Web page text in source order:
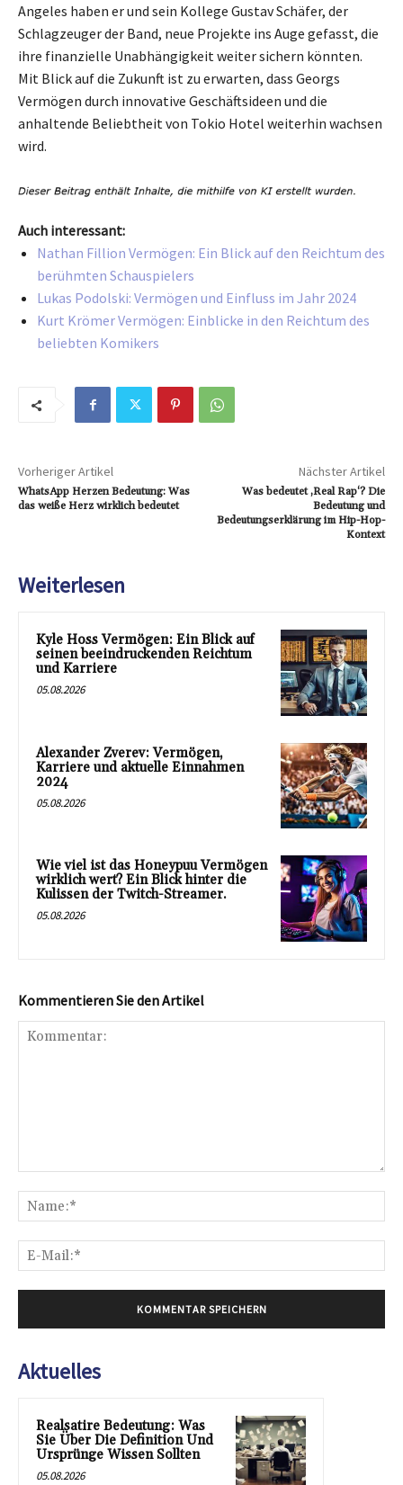
Angeles haben er und sein Kollege Gustav Schäfer, der
Schlagzeuger der Band, neue Projekte ins Auge gefasst, die
ihre finanzielle Unabhängigkeit weiter sichern könnten.
Mit Blick auf die Zukunft ist zu erwarten, dass Georgs
Vermögen durch innovative Geschäftsideen und die
anhaltende Beliebtheit von Tokio Hotel weiterhin wachsen
wird.
Auch interessant:
Nathan Fillion Vermögen: Ein Blick auf den Reichtum des
berühmten Schauspielers
Lukas Podolski: Vermögen und Einfluss im Jahr 2024
Kurt Krömer Vermögen: Einblicke in den Reichtum des
beliebten Komikers
Vorheriger Artikel
WhatsApp Herzen Bedeutung: Was
das weiße Herz wirklich bedeutet
Nächster Artikel
Was bedeutet ‚Real Rap‘? Die
Bedeutung und
Bedeutungserklärung im Hip-Hop-
Kontext
Weiterlesen
Kyle Hoss Vermögen: Ein Blick auf
seinen beeindruckenden Reichtum
und Karriere
05.08.2026
Alexander Zverev: Vermögen,
Karriere und aktuelle Einnahmen
2024
05.08.2026
Wie viel ist das Honeypuu Vermögen
wirklich wert? Ein Blick hinter die
Kulissen der Twitch-Streamer.
05.08.2026
Kommentieren Sie den Artikel
Aktuelles
Realsatire Bedeutung: Was
Sie Über Die Definition Und
Ursprünge Wissen Sollten
05.08.2026